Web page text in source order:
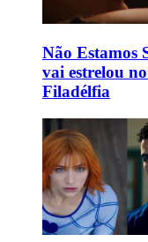
Não Estamos
vai estrelou
Filadélfia